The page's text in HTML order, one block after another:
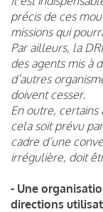
précis de ces
missions qui
Par ailleurs, la
des agents mis à
d’autres
doivent cesser.
En outre, certains
cela soit prévu
cadre d’une
irrégulière, doit
- Une
directions